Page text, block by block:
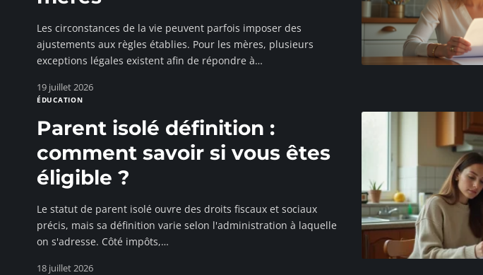
Les circonstances de la vie peuvent parfois imposer des
ajustements aux règles établies. Pour les mères, plusieurs
exceptions légales existent afin de répondre à…
19 juillet 2026
ÉDUCATION
Parent isolé définition :
comment savoir si vous êtes
éligible ?
Le statut de parent isolé ouvre des droits fiscaux et sociaux
précis, mais sa définition varie selon l'administration à laquelle
on s'adresse. Côté impôts,…
18 juillet 2026